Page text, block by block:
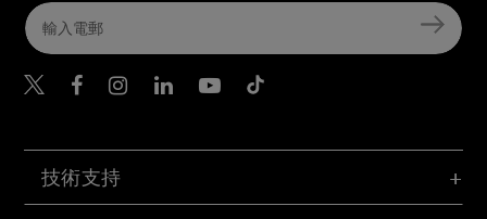
技術支持
Belkin Twitter
Belkin Hong Kong
Belkin Instagram
Belkin Hong Kong
Belkin Youtube
Belkin TikTok